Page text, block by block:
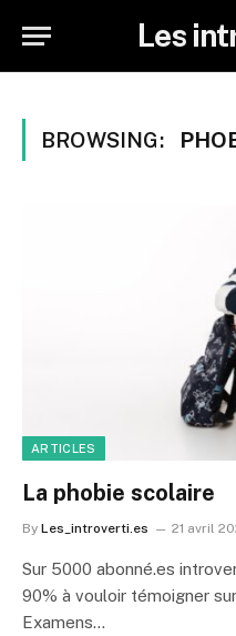
Les
BROWSING:
ARTICLES
La phobie scolaire
By Les_introverti.es 21 avril
Sur 5000 abonné.es
90% à vouloir témoigner
Examens…